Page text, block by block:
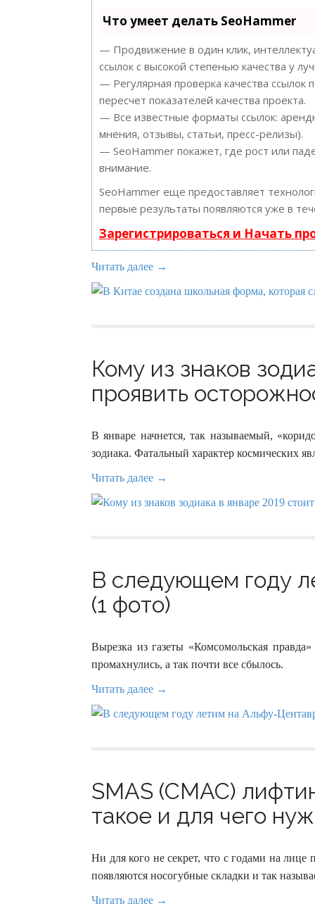
Что умеет делать SeoHammer
— Продвижение в один клик,
ссылок с высокой степенью качества у
— Регулярная проверка качества
пересчет показателей качества проекта.
— Все известные форматы ссылок:
мнения, отзывы, статьи, пресс-релизы).
— SeoHammer покажет, где рост или
внимание.
SeoHammer еще предоставляет
первые результаты появляются уже в
Зарегистрироваться и Начать
Читать далее →
Кому из знаков
проявить
В январе начнется, так называемый,
зодиака. Фатальный характер космических
Читать далее →
В следующем году
(1 фото)
Вырезка из газеты «Комсомольская
промахнулись, а так почти все сбылось.
Читать далее →
SMAS (СМАС)
такое и для чего
Ни для кого не секрет, что с годами на лице
появляются носогубные складки и так
Читать далее →